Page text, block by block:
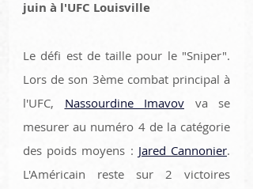
juin à l'UFC Louisville
Le défi est de taille pour le "Sniper".
Lors de son 3ème combat principal à
l'UFC, Nassourdine Imavov va se
mesurer au numéro 4 de la catégorie
des poids moyens : Jared Cannonier.
L'Américain reste sur 2 victoires